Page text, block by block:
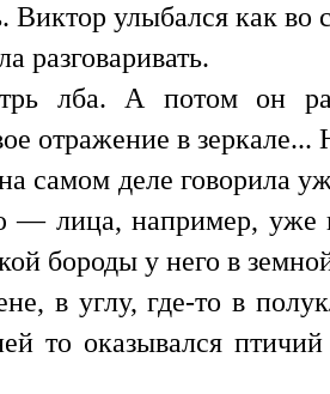
Виктор улыбался как
разговаривать.
лба. А потом он
отражение в зеркале...
самом деле говорила
— лица, например, уже
бороды у него в
в углу, где-то в
то оказывался